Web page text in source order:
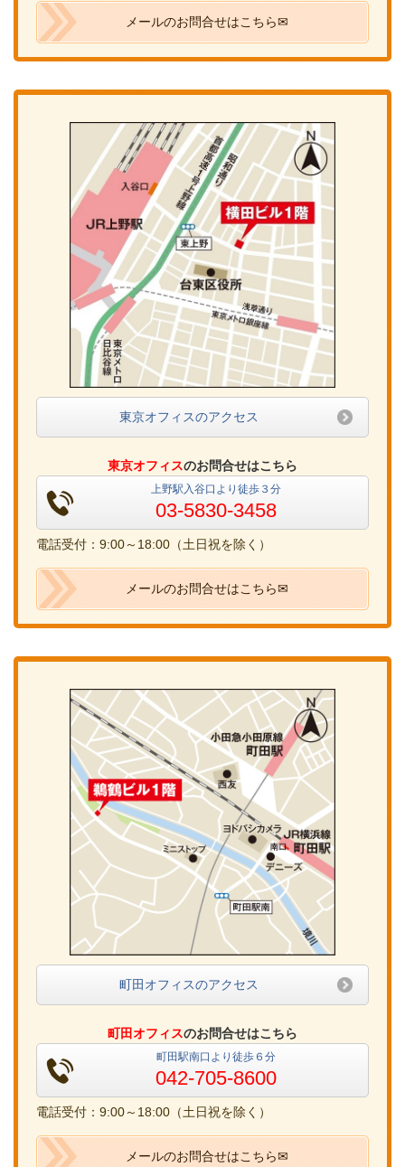
メールのお問合せはこちら✉
東京オフィスのアクセス
東京オフィスのお問合せはこちら
上野駅入谷口より徒歩３分
03-5830-3458
電話受付：9:00～18:00（土日祝を除く）
メールのお問合せはこちら✉
町田オフィスのアクセス
町田オフィスのお問合せはこちら
町田駅南口より徒歩６分
042-705-8600
電話受付：9:00～18:00（土日祝を除く）
メールのお問合せはこちら✉